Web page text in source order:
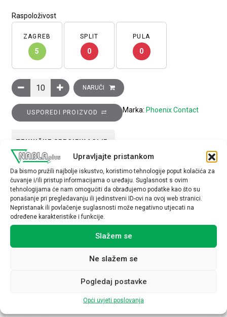
Upravljajte pristankom
Da bismo pružili najbolje iskustvo, koristimo tehnologije poput kolačića za
čuvanje i/ili pristup informacijama o uređaju. Suglasnost s ovim
tehnologijama će nam omogućiti da obrađujemo podatke kao što su
ponašanje pri pregledavanju ili jedinstveni ID-ovi na ovoj web stranici.
Nepristanak ili povlačenje suglasnosti može negativno utjecati na
određene karakteristike i funkcije.
Slažem se
Ne slažem se
Pogledaj postavke
Opći uvjeti poslovanja
Raspoloživost
ZAGREB
5
SPLIT
0
PULA
0
Oznake za redne stezaljke, UC-TMF 10, bijela neoznačena
NARUČI
USPOREDI PROIZVOD Marka: Phoenix Contact
TEHNIČKE SPECIFIKACIJE
Tip opreme
Oznaka za stezaljke
Povezani proizvodi